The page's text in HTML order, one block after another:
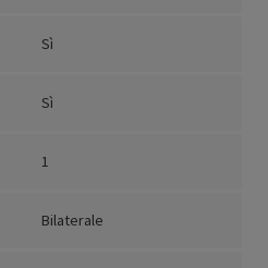
Sì
Sì
1
Bilaterale